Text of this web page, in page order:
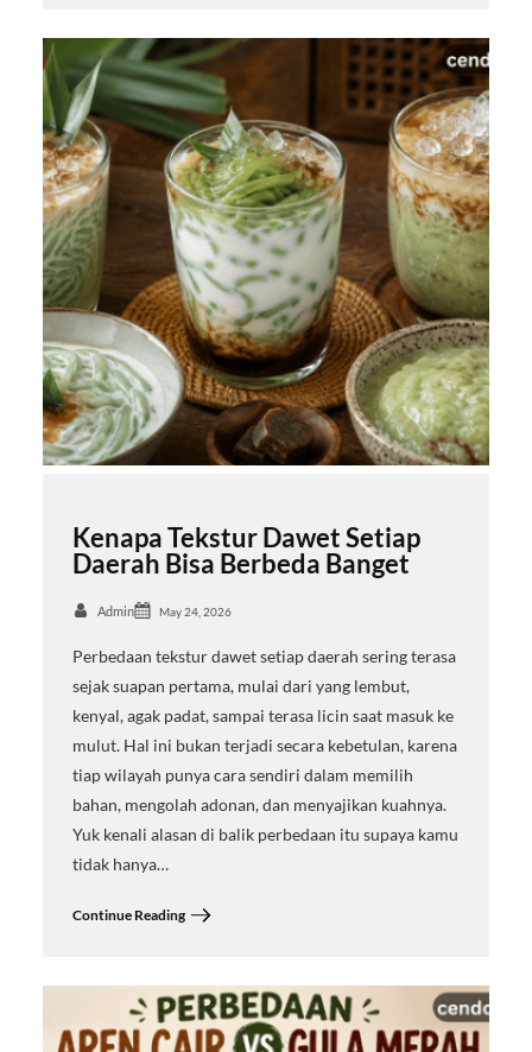
Kenapa Tekstur Dawet Setiap
Daerah Bisa Berbeda Banget
Admin May 24, 2026
Perbedaan tekstur dawet setiap daerah sering terasa
sejak suapan pertama, mulai dari yang lembut,
kenyal, agak padat, sampai terasa licin saat masuk ke
mulut. Hal ini bukan terjadi secara kebetulan, karena
tiap wilayah punya cara sendiri dalam memilih
bahan, mengolah adonan, dan menyajikan kuahnya.
Yuk kenali alasan di balik perbedaan itu supaya kamu
tidak hanya…
Continue Reading